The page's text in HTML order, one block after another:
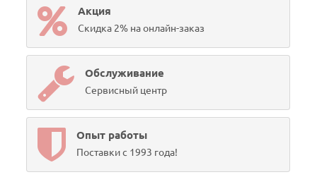
Акция
Скидка 2% на онлайн-заказ
Обслуживание
Сервисный центр
Опыт работы
Поставки с 1993 года!